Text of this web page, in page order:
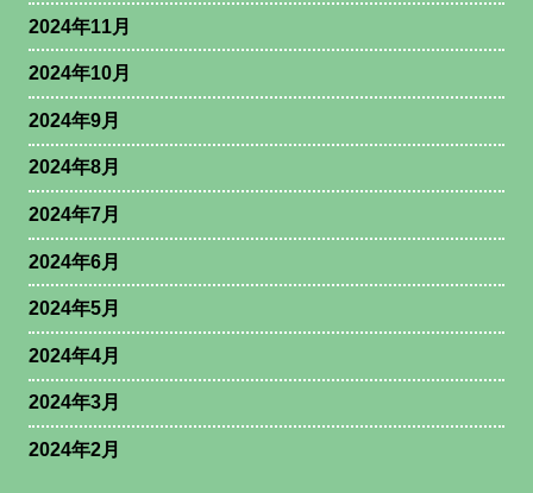
2024年11月
2024年10月
2024年9月
2024年8月
2024年7月
2024年6月
2024年5月
2024年4月
2024年3月
2024年2月